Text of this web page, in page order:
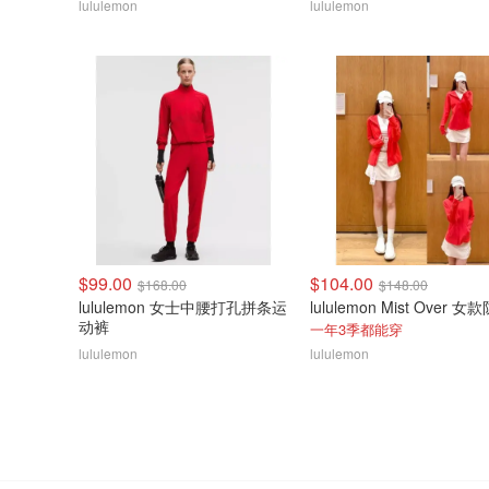
lululemon lululemon
$99.00 $168.00
lululemon 女士中腰打孔拼条运
动裤
lululemon
$104.00 $148.00
一年3季都能穿
lululemon